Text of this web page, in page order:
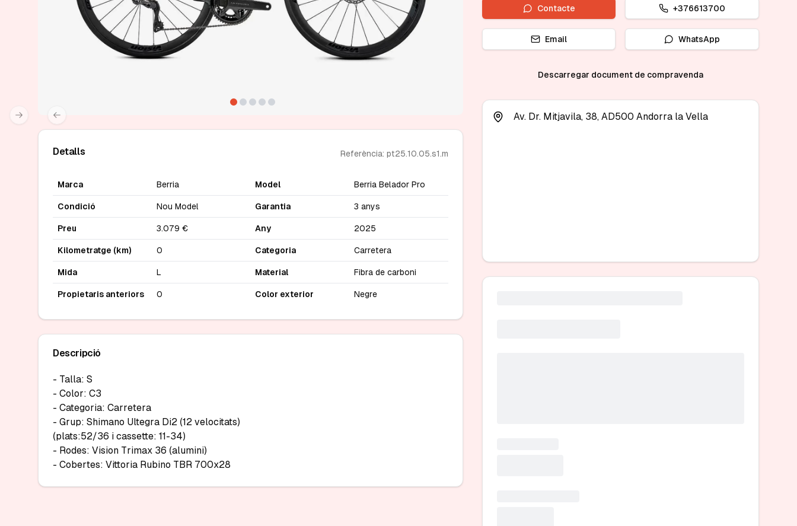
Previous slide
Next slide
Detalls Referència: pt25.10.05.s1.m
Marca Berria Model Berria Belador Pro
Condició Nou Model Garantia 3 anys
Preu 3.079 € Any 2025
Kilometratge (km) 0 Categoria Carretera
Mida L Material Fibra de carboni
Propietaris anteriors 0 Color exterior Negre
Descripció
- Talla: S
- Color: C3
- Categoria: Carretera
- Grup: Shimano Ultegra Di2 (12 velocitats)
(plats:52/36 i cassette: 11-34)
- Rodes: Vision Trimax 36 (alumini)
- Cobertes: Vittoria Rubino TBR 700x28
Contacte +376613700
Email WhatsApp
Descarregar document de compravenda
Av. Dr. Mitjavila, 38, AD500 Andorra la Vella